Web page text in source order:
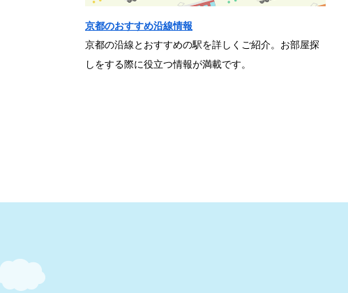
京都のおすすめ沿線情報
京都の沿線とおすすめの駅を詳しくご紹介。お部屋探
しをする際に役立つ情報が満載です。